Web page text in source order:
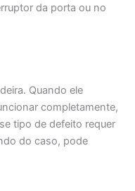
da porta ou no
Quando ele
completamente,
tipo de defeito requer
do caso, pode